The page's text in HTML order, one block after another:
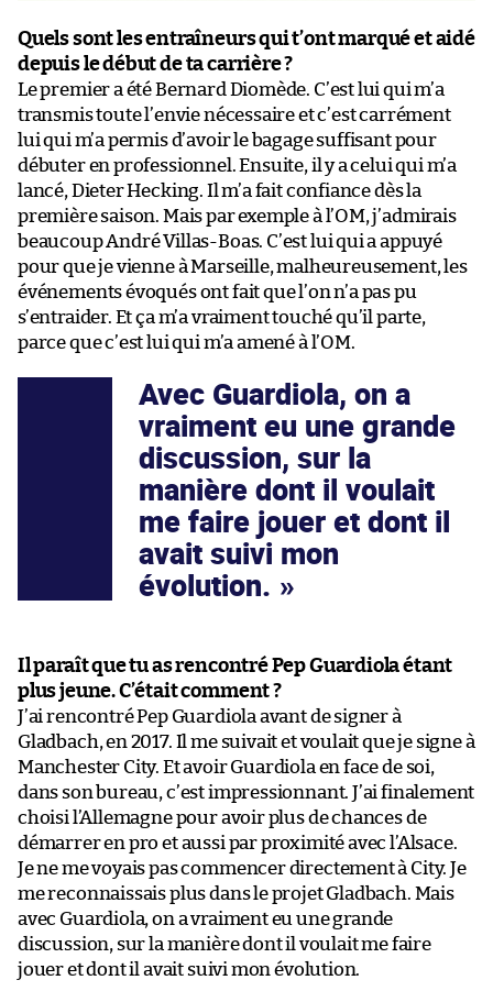
Quels sont les entraîneurs qui t’ont marqué et aidé
depuis le début de ta carrière ?
Le premier a été Bernard Diomède. C’est lui qui m’a
transmis toute l’envie nécessaire et c’est carrément
lui qui m’a permis d’avoir le bagage suffisant pour
débuter en professionnel. Ensuite, il y a celui qui m’a
lancé, Dieter Hecking. Il m’a fait confiance dès la
première saison. Mais par exemple à l’OM, j’admirais
beaucoup André Villas-Boas. C’est lui qui a appuyé
pour que je vienne à Marseille, malheureusement, les
événements évoqués ont fait que l’on n’a pas pu
s’entraider. Et ça m’a vraiment touché qu’il parte,
parce que c’est lui qui m’a amené à l’OM.
Avec Guardiola, on a
vraiment eu une grande
discussion, sur la
manière dont il voulait
me faire jouer et dont il
avait suivi mon
évolution.
Il paraît que tu as rencontré Pep Guardiola étant
plus jeune. C’était comment ?
J’ai rencontré Pep Guardiola avant de signer à
Gladbach, en 2017. Il me suivait et voulait que je signe à
Manchester City. Et avoir Guardiola en face de soi,
dans son bureau, c’est impressionnant. J’ai finalement
choisi l’Allemagne pour avoir plus de chances de
démarrer en pro et aussi par proximité avec l’Alsace.
Je ne me voyais pas commencer directement à City. Je
me reconnaissais plus dans le projet Gladbach. Mais
avec Guardiola, on a vraiment eu une grande
discussion, sur la manière dont il voulait me faire
jouer et dont il avait suivi mon évolution.